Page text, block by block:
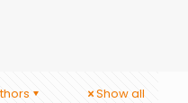
Show all